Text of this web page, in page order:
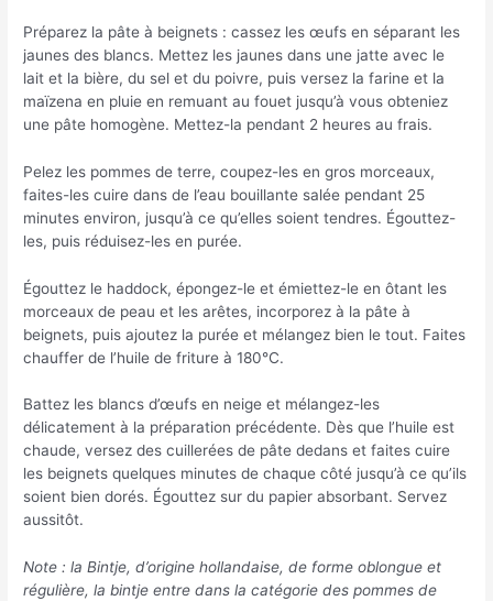
Préparez la pâte à beignets : cassez les œufs en séparant les
jaunes des blancs. Mettez les jaunes dans une jatte avec le
lait et la bière, du sel et du poivre, puis versez la farine et la
maïzena en pluie en remuant au fouet jusqu’à vous obteniez
une pâte homogène. Mettez-la pendant 2 heures au frais.
Pelez les pommes de terre, coupez-les en gros morceaux,
faites-les cuire dans de l’eau bouillante salée pendant 25
minutes environ, jusqu’à ce qu’elles soient tendres. Égouttez-
les, puis réduisez-les en purée.
Égouttez le haddock, épongez-le et émiettez-le en ôtant les
morceaux de peau et les arêtes, incorporez à la pâte à
beignets, puis ajoutez la purée et mélangez bien le tout. Faites
chauffer de l’huile de friture à 180°C.
Battez les blancs d’œufs en neige et mélangez-les
délicatement à la préparation précédente. Dès que l’huile est
chaude, versez des cuillerées de pâte dedans et faites cuire
les beignets quelques minutes de chaque côté jusqu’à ce qu’ils
soient bien dorés. Égouttez sur du papier absorbant. Servez
aussitôt.
Note : la Bintje, d’origine hollandaise, de forme oblongue et
régulière, la bintje entre dans la catégorie des pommes de